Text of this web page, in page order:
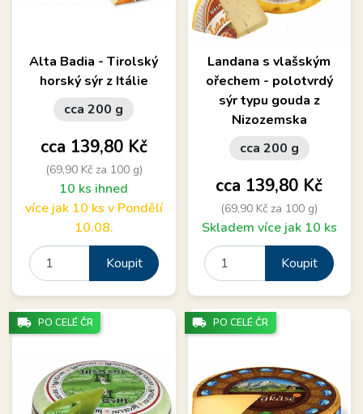
Alta Badia - Tirolský
horský sýr z Itálie
cca 200 g
Cena
cca 139,80 Kč
(69,90 Kč za 100 g)
10 ks ihned
více jak 10 ks v Pondělí
10.08.
Koupit
Landana s vlašským
ořechem - polotvrdý
sýr typu gouda z
Nizozemska
cca 200 g
Cena
cca 139,80 Kč
(69,90 Kč za 100 g)
Skladem více jak 10 ks
Koupit
local_shipping PO CELÉ ČR local_shipping PO CELÉ ČR